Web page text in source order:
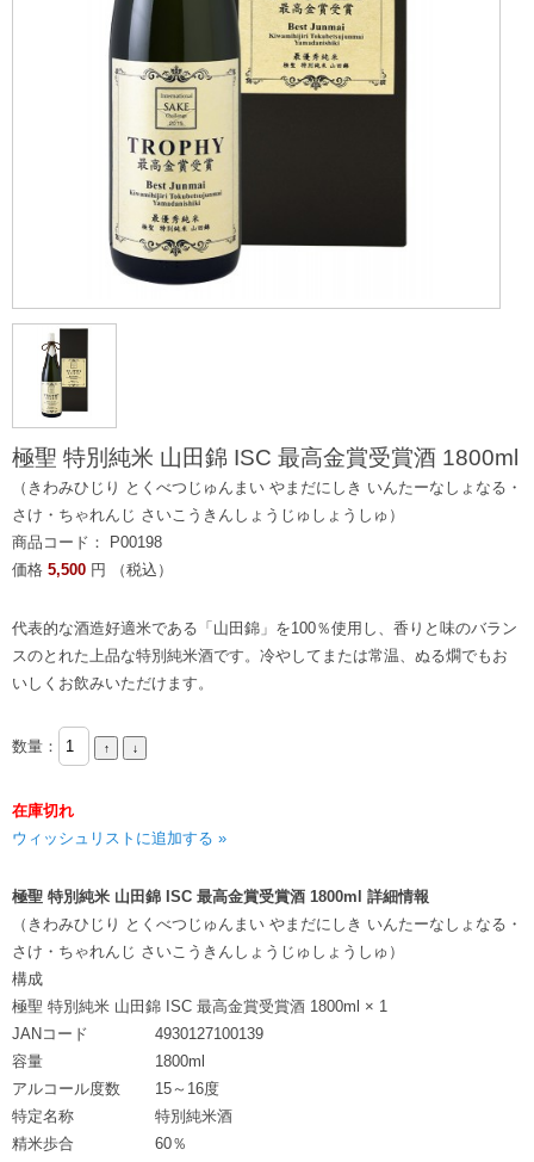
極聖 特別純米 山田錦 ISC 最高金賞受賞酒 1800ml
（きわみひじり とくべつじゅんまい やまだにしき いんたーなしょなる・
さけ・ちゃれんじ さいこうきんしょうじゅしょうしゅ）
商品コード： P00198
価格 5,500 円 （税込）
代表的な酒造好適米である「山田錦」を100％使用し、香りと味のバラン
スのとれた上品な特別純米酒です。冷やしてまたは常温、ぬる燗でもお
いしくお飲みいただけます。
数量：
在庫切れ
ウィッシュリストに追加する »
極聖 特別純米 山田錦 ISC 最高金賞受賞酒 1800ml 詳細情報
（きわみひじり とくべつじゅんまい やまだにしき いんたーなしょなる・
さけ・ちゃれんじ さいこうきんしょうじゅしょうしゅ）
構成
極聖 特別純米 山田錦 ISC 最高金賞受賞酒 1800ml × 1
JANコード
4930127100139
容量
1800ml
アルコール度数
15～16度
特定名称
特別純米酒
精米歩合
60％